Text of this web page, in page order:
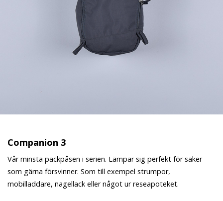
Companion 3
Vår minsta packpåsen i serien. Lämpar sig perfekt för saker
som gärna försvinner. Som till exempel strumpor,
mobilladdare, nagellack eller något ur reseapoteket.